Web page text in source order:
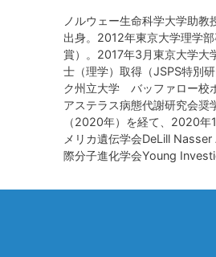
ノルウェー生命科学大学助教
出身。2012年東京大学理学
賞）。2017年3月東京大学大
士（理学）取得（JSPS特別
ク州立大学 バッファロー校
アステラス病態代謝研究会奨
（2020年）を経て、2020年
メリカ遺伝学会DeLill
際分子進化学会Young